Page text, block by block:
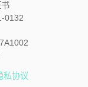
0132
私协议